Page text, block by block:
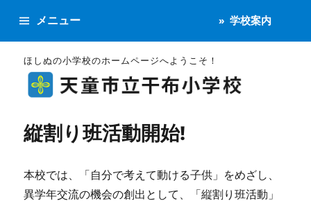
ほしぬの小学校のホームページへようこそ！
メニュー 学校案内
縦割り班活動開始!
本校では、「自分で考えて動ける子供」をめざし、
異学年交流の機会の創出として、「縦割り班活動」